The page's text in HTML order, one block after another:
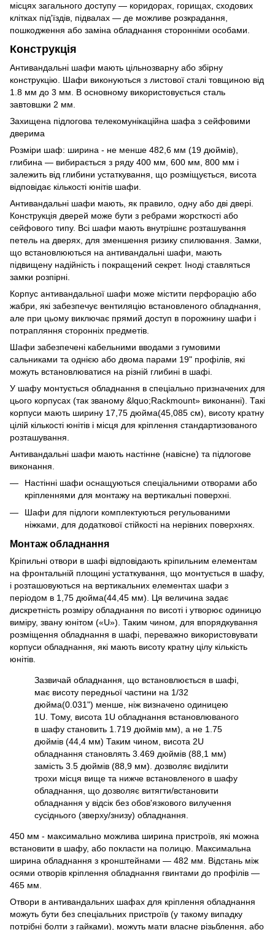
місцях загального доступу — коридорах, горищах, сходових
клітках під'їздів, підвалах — де можливе розкрадання,
пошкодження або заміна обладнання сторонніми особами.
Конструкція
Антивандальні шафи мають цільнозварну або збірну
конструкцію. Шафи виконуються з листової сталі товщиною від
1.8 мм до 3 мм. В основному використовується сталь
завтовшки 2 мм.
Захищена підлогова телекомунікаційна шафа з сейфовими
дверима
Розміри шаф: ширина - не менше 482,6 мм (19 дюймів),
глибина — вибирається з ряду 400 мм, 600 мм, 800 мм і
залежить від глибини устаткування, що розміщується, висота
відповідає кількості юнітів шафи.
Антивандальні шафи мають, як правило, одну або дві двері.
Конструкція дверей може бути з ребрами жорсткості або
сейфового типу. Всі шафи мають внутрішнє розташування
петель на дверях, для зменшення ризику спилювання. Замки,
що встановлюються на антивандальні шафи, мають
підвищену надійність і покращений секрет. Іноді ставляться
замки розпірні.
Корпус антивандальної шафи може містити перфорацію або
жабри, які забезпечує вентиляцію встановленого обладнання,
але при цьому виключає прямий доступ в порожнину шафи і
потрапляння сторонніх предметів.
Шафи забезпечені кабельними вводами з гумовими
сальниками та однією або двома парами 19" профілів, які
можуть встановлюватися на різній глибині в шафі.
У шафу монтується обладнання в спеціально призначених для
цього корпусах (так званому &lquo;Rackmount» виконанні). Такі
корпуси мають ширину 17,75 дюйма(45,085 см), висоту кратну
цілій кількості юнітів і місця для кріплення стандартизованого
розташування.
Антивандальні шафи мають настінне (навісне) та підлогове
виконання.
Настінні шафи оснащуються спеціальними отворами або
кріпленнями для монтажу на вертикальні поверхні.
Шафи для підлоги комплектуються регульованими
ніжками, для додаткової стійкості на нерівних поверхнях.
Монтаж обладнання
Кріпильні отвори в шафі відповідають кріпильним елементам
на фронтальній площині устаткування, що монтується в шафу,
і розташовуються на вертикальних елементах шафи з
періодом в 1,75 дюйма(44,45 мм). Ця величина задає
дискретність розміру обладнання по висоті і утворює одиницю
виміру, звану юнітом («U»). Таким чином, для впорядкування
розміщення обладнання в шафі, переважно використовувати
корпуси обладнання, які мають висоту кратну цілу кількість
юнітів.
Зазвичай обладнання, що встановлюється в шафі,
має висоту передньої частини на 1/32
дюйма(0.031") менше, ніж визначено одиницею
1U. Тому, висота 1U обладнання встановлюваного
в шафу становить 1.719 дюймів мм), а не 1.75
дюймів (44,4 мм) Таким чином, висота 2U
обладнання становлять 3.469 дюймів (88,1 мм)
замість 3.5 дюймів (88,9 мм). дозволяє виділити
трохи місця вище та нижче встановленого в шафу
обладнання, що дозволяє витягти/встановити
обладнання у відсік без обов'язкового вилучення
сусіднього (зверху/знизу) обладнання.
450 мм - максимально можлива ширина пристроїв, які можна
встановити в шафу, або покласти на полицю. Максимальна
ширина обладнання з кронштейнами — 482 мм. Відстань між
осями отворів кріплення обладнання гвинтами до профілів —
465 мм.
Отвори в антивандальних шафах для кріплення обладнання
можуть бути без спеціальних пристроїв (у такому випадку
потрібні болти з гайками), можуть мати власне різьблення, або